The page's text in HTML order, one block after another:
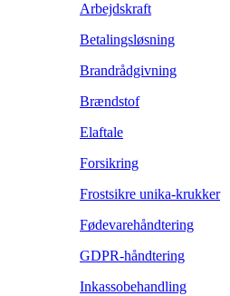
Arbejdskraft
Betalingsløsning
Brandrådgivning
Brændstof
Elaftale
Forsikring
Frostsikre unika-krukker
Fødevarehåndtering
GDPR-håndtering
Inkassobehandling